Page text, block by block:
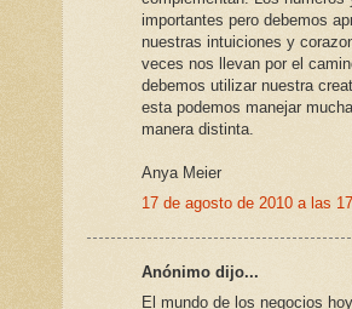
importantes pero debemos
nuestras intuiciones y
veces nos llevan por el
debemos utilizar nuestra
esta podemos manejar
manera distinta.
Anya Meier
17 de agosto de 2010 a las
Anónimo dijo...
El mundo de los negocios